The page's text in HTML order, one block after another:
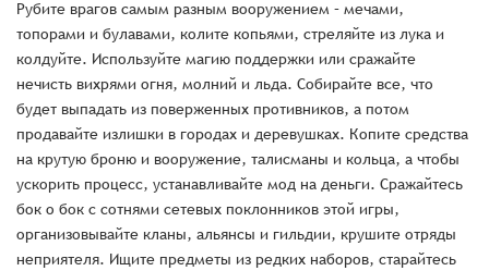
Рубите врагов самым разным вооружением – мечами,
топорами и булавами, колите копьями, стреляйте из лука и
колдуйте. Используйте магию поддержки или сражайте
нечисть вихрями огня, молний и льда. Собирайте все, что
будет выпадать из поверженных противников, а потом
продавайте излишки в городах и деревушках. Копите средства
на крутую броню и вооружение, талисманы и кольца, а чтобы
ускорить процесс, устанавливайте мод на деньги. Сражайтесь
бок о бок с сотнями сетевых поклонников этой игры,
организовывайте кланы, альянсы и гильдии, крушите отряды
неприятеля. Ищите предметы из редких наборов, старайтесь